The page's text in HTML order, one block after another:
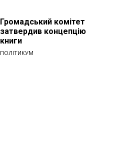
Громадський комітет
затвердив концепцію
книги
ПОЛІТИКУМ